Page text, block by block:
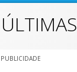
PUBLICIDADE